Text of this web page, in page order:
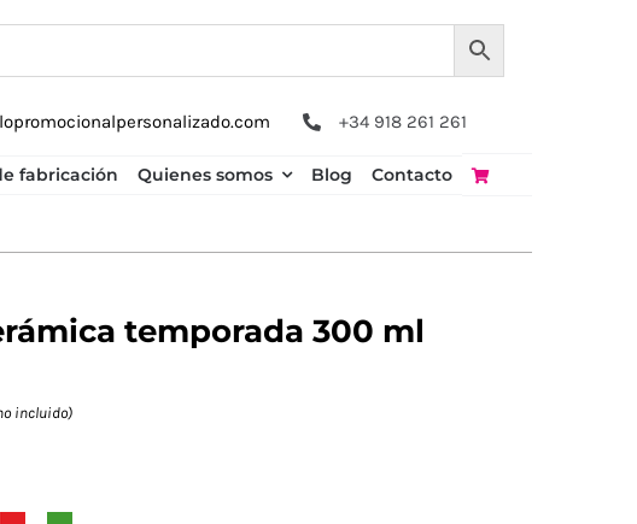
+34 918 261 261
fabricación Quienes somos Blog Contacto
temporada 300 ml
incluido)